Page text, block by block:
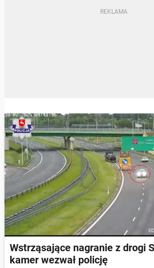
Wstrząsające nagranie z drogi
kamer wezwał policję